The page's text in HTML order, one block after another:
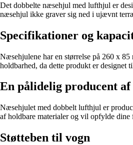
Det dobbelte næsehjul med lufthjul er
næsehjul ikke graver sig ned i ujævnt
Specifikationer og
Næsehjulene har en størrelse på 260 x
holdbarhed, da dette produkt er designet
En pålidelig producent
Næsehjulet med dobbelt lufthjul er
af holdbare materialer og vil opfylde dine
Støtteben til vogn